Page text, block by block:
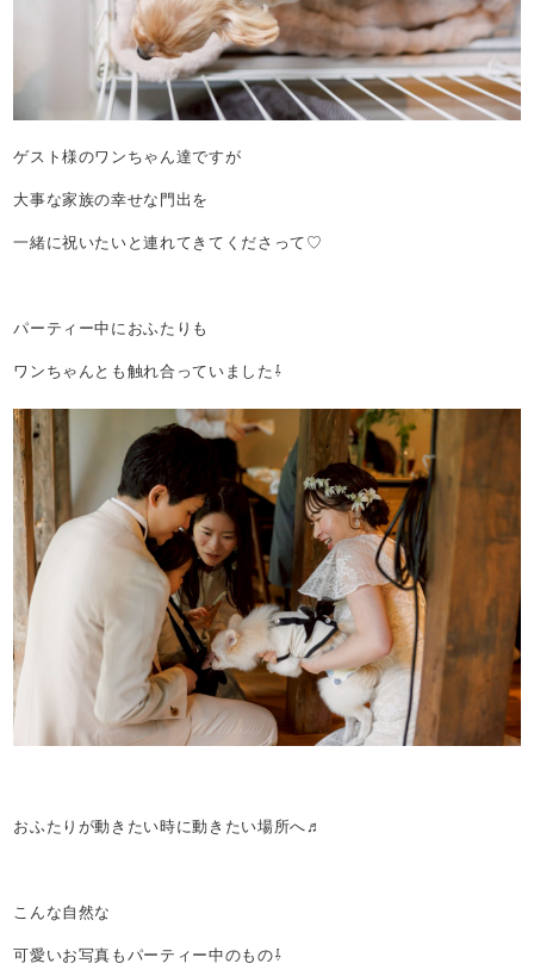
ゲスト様のワンちゃん達ですが
大事な家族の幸せな門出を
一緒に祝いたいと連れてきてくださって♡
パーティー中におふたりも
ワンちゃんとも触れ合っていました⇩
おふたりが動きたい時に動きたい場所へ♬
こんな自然な
可愛いお写真もパーティー中のもの⇩